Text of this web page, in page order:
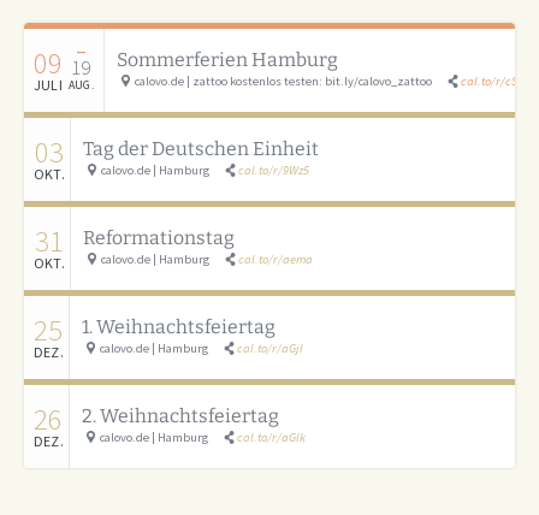
09
JULI
–
19
AUG.
Sommerferien Hamburg
calovo.de | zattoo kostenlos testen: bit.ly/calovo_zattoo cal.to/r/cSAU
03
OKT.
Tag der Deutschen Einheit
calovo.de | Hamburg cal.to/r/9Wz5
31
OKT.
Reformationstag
calovo.de | Hamburg cal.to/r/aema
25
DEZ.
1. Weihnachtsfeiertag
calovo.de | Hamburg cal.to/r/aGjI
26
DEZ.
2. Weihnachtsfeiertag
calovo.de | Hamburg cal.to/r/aGlk